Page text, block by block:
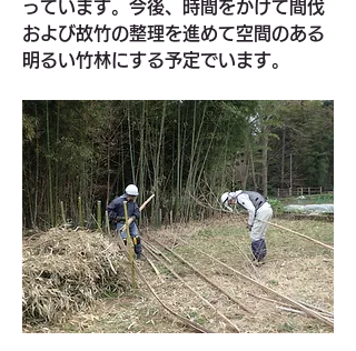
っています。今後、時間をかけて間伐
および故竹の整理を進めて空間のある
明るい竹林にする予定でいます。